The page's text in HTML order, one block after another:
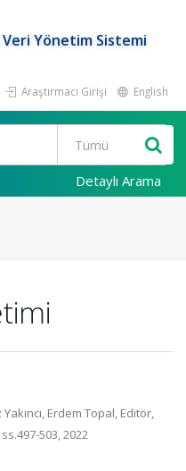
Yönetim Sistemi
Araştırmacı Girişi English
Detaylı Arama
Erdem Topal, Editör,
503, 2022